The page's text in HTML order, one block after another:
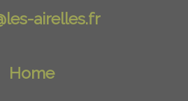
airelles.fr
Home